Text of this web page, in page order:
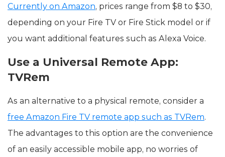
Currently on Amazon, prices range from $8 to $30,
depending on your Fire TV or Fire Stick model or if
you want additional features such as Alexa Voice.
Use a Universal Remote App:
TVRem
As an alternative to a physical remote, consider a
free Amazon Fire TV remote app such as TVRem.
The advantages to this option are the convenience
of an easily accessible mobile app, no worries of